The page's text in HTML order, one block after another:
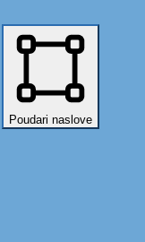
Poudari naslove